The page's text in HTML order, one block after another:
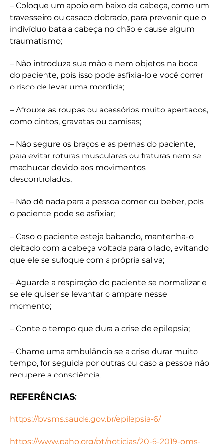
– Coloque um apoio em baixo da cabeça, como um
travesseiro ou casaco dobrado, para prevenir que o
indivíduo bata a cabeça no chão e cause algum
traumatismo;
– Não introduza sua mão e nem objetos na boca
do paciente, pois isso pode asfixia-lo e você correr
o risco de levar uma mordida;
– Afrouxe as roupas ou acessórios muito apertados,
como cintos, gravatas ou camisas;
– Não segure os braços e as pernas do paciente,
para evitar roturas musculares ou fraturas nem se
machucar devido aos movimentos
descontrolados;
– Não dê nada para a pessoa comer ou beber, pois
o paciente pode se asfixiar;
– Caso o paciente esteja babando, mantenha-o
deitado com a cabeça voltada para o lado, evitando
que ele se sufoque com a própria saliva;
– Aguarde a respiração do paciente se normalizar e
se ele quiser se levantar o ampare nesse
momento;
– Conte o tempo que dura a crise de epilepsia;
– Chame uma ambulância se a crise durar muito
tempo, for seguida por outras ou caso a pessoa não
recupere a consciência.
REFERÊNCIAS:
https://bvsms.saude.gov.br/epilepsia-6/
https://www.paho.org/pt/noticias/20-6-2019-oms-